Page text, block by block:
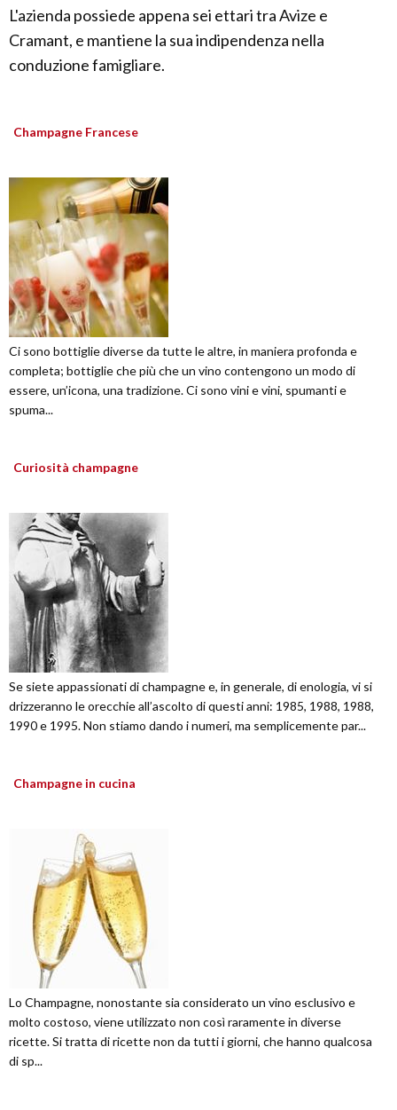
L'azienda possiede appena sei ettari tra Avize e
Cramant, e mantiene la sua indipendenza nella
conduzione famigliare.
Champagne Francese
Ci sono bottiglie diverse da tutte le altre, in maniera profonda e
completa; bottiglie che più che un vino contengono un modo di
essere, un’icona, una tradizione. Ci sono vini e vini, spumanti e
spuma...
Curiosità champagne
Se siete appassionati di champagne e, in generale, di enologia, vi si
drizzeranno le orecchie all’ascolto di questi anni: 1985, 1988, 1988,
1990 e 1995. Non stiamo dando i numeri, ma semplicemente par...
Champagne in cucina
Lo Champagne, nonostante sia considerato un vino esclusivo e
molto costoso, viene utilizzato non così raramente in diverse
ricette. Si tratta di ricette non da tutti i giorni, che hanno qualcosa
di sp...